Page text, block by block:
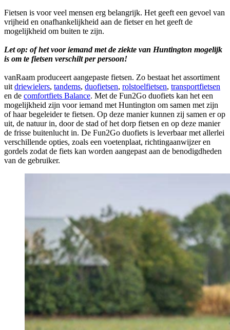
Fietsen is voor veel mensen erg belangrijk. Het geeft een gevoel van
vrijheid en onafhankelijkheid aan de fietser en het geeft de
mogelijkheid om buiten te zijn.
Let op: of het voor iemand met de ziekte van Huntington mogelijk
is om te fietsen verschilt per persoon!
vanRaam produceert aangepaste fietsen. Zo bestaat het assortiment
uit driewielers, tandems, duofietsen, rolstoelfietsen, transportfietsen
en de comfortfiets Balance. Met de Fun2Go duofiets kan het een
mogelijkheid zijn voor iemand met Huntington om samen met zijn
of haar begeleider te fietsen. Op deze manier kunnen zij samen er op
uit, de natuur in, door de stad of het dorp fietsen en op deze manier
de frisse buitenlucht in. De Fun2Go duofiets is leverbaar met allerlei
verschillende opties, zoals een voetenplaat, richtingaanwijzer en
gordels zodat de fiets kan worden aangepast aan de benodigdheden
van de gebruiker.